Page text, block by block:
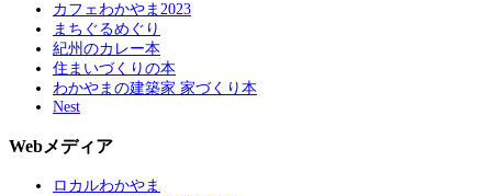
カフェわかやま2023
まちぐるめぐり
紀州のカレー本
住まいづくりの本
わかやまの建築家 家づくり本
Nest
Webメディア
ロカルわかやま